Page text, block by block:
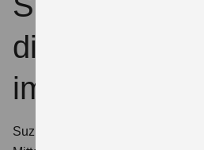
die V-Strom
im neuen
Suzuki stellt neue Farbvarianten